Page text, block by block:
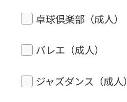
卓球倶楽部（成人）
バレエ（成人）
ジャズダンス（成人）